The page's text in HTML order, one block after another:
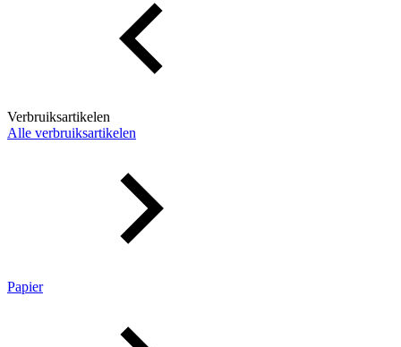
Verbruiksartikelen
Alle verbruiksartikelen
Papier